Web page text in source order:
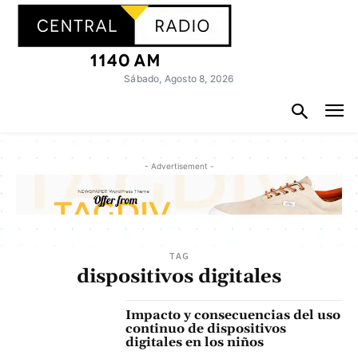
Sábado, Agosto 8, 2026
- Advertisement -
TAG
dispositivos digitales
Impacto y consecuencias del uso
continuo de dispositivos
digitales en los niños